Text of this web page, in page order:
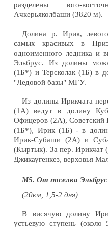
разделены юго-
Ачкерьяколбаши (3820 м).
Долина р. Ирик,
самых красивых в
одноименного ледника и
Эльбрус. Из долины
(1Б*) и Терсколак (1Б) в
"Ледовой базы" МГУ.
Из долины Ирикчата
(1А) ведут в долину
Офицеров (2А),
(1Б*), Ирик (1Б) - в
Ирик-Субаши (2А) и
(Кыртык). За пер. Ирикчат
Джикаугенкез, верховья
М5. От поселка
(20км, 1,5-2 дня)
В висячую долину
устьевую ступень